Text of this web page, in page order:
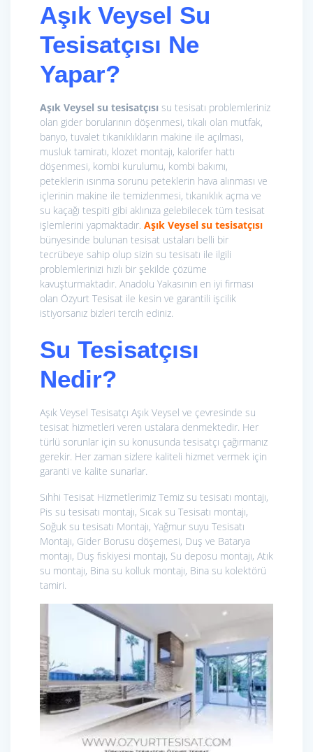
Aşık Veysel Su
Tesisatçısı Ne
Yapar?
Aşık Veysel su tesisatçısı su tesisatı problemleriniz
olan gider borularının döşenmesi, tıkalı olan mutfak,
banyo, tuvalet tıkanıklıkların makine ile açılması,
musluk tamiratı, klozet montajı, kalorifer hattı
döşenmesi, kombi kurulumu, kombi bakımı,
peteklerin ısınma sorunu peteklerin hava alınması ve
içlerinin makine ile temizlenmesi, tıkanıklık açma ve
su kaçağı tespiti gibi aklınıza gelebilecek tüm tesisat
işlemlerini yapmaktadır. Aşık Veysel su tesisatçısı
bünyesinde bulunan tesisat ustaları belli bir
tecrübeye sahip olup sizin su tesisatı ile ilgili
problemlerinizi hızlı bir şekilde çözüme
kavuşturmaktadır. Anadolu Yakasının en iyi firması
olan Özyurt Tesisat ile kesin ve garantili işcilik
istiyorsanız bizleri tercih ediniz.
Su Tesisatçısı
Nedir?
Aşık Veysel Tesisatçı Aşık Veysel ve çevresinde su
tesisat hizmetleri veren ustalara denmektedir. Her
türlü sorunlar için su konusunda tesisatçı çağırmanız
gerekir. Her zaman sizlere kaliteli hizmet vermek için
garanti ve kalite sunarlar.
Sıhhi Tesisat Hizmetlerimiz Temiz su tesisatı montajı,
Pis su tesisatı montajı, Sıcak su Tesisatı montajı,
Soğuk su tesisatı Montajı, Yağmur suyu Tesisatı
Montajı, Gider Borusu döşemesi, Duş ve Batarya
montajı, Duş fıskiyesi montajı, Su deposu montajı, Atık
su montajı, Bina su kolluk montajı, Bina su kolektörü
tamiri.